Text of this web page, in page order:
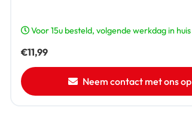
Voor 15u besteld, volgende werkdag in huis
€11,99
Neem contact met ons op